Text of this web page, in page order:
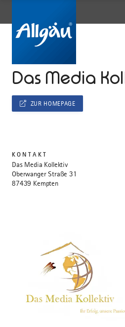
Das Media
ZUR HOMEPAGE
KONTAKT
Das Media Kollektiv
Oberwanger Straße 31
87439 Kempten